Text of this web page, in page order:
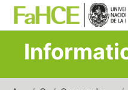
Passer au contenu principal